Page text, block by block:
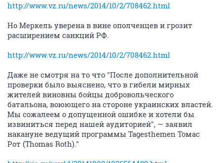
http://www.vz.ru/news/2014/10/2/708462.html
Но Меркель уверена в вине ополченцев и грозит
расширением санкций РФ.
http://www.vz.ru/news/2014/10/2/708462.html
Даже не смотря на то что "После дополнительной
проверки было выяснено, что в гибели мирных
жителей виновны бойцы добровольческого
батальона, воюющего на стороне украинских властей.
Мы сожалеем о допущенной ошибке и хотели бы
извиниться перед нашей аудиторией", — заявил
накануне ведущий программы Tagesthemen Томас
Рот (Thomas Roth)."